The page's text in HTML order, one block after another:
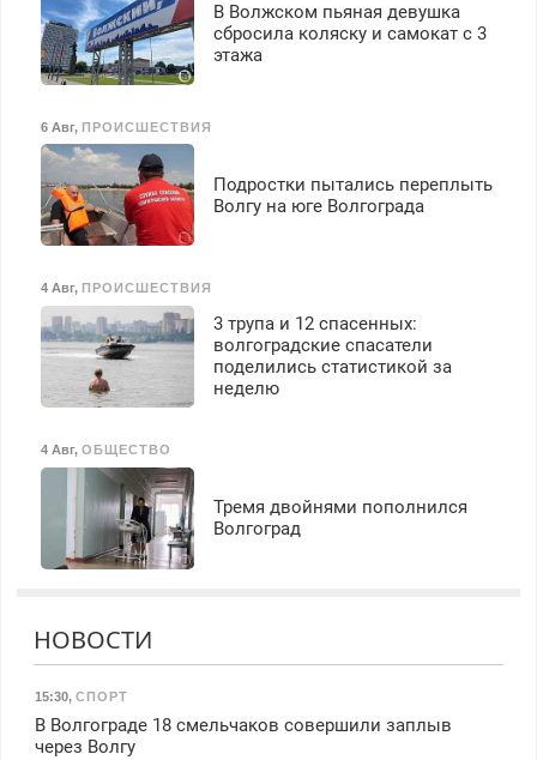
В Волжском пьяная девушка
сбросила коляску и самокат с 3
этажа
6 Авг, ПРОИСШЕСТВИЯ
Подростки пытались переплыть
Волгу на юге Волгограда
4 Авг, ПРОИСШЕСТВИЯ
3 трупа и 12 спасенных:
волгоградские спасатели
поделились статистикой за
неделю
4 Авг, ОБЩЕСТВО
Тремя двойнями пополнился
Волгоград
НОВОСТИ
15:30, СПОРТ
В Волгограде 18 смельчаков совершили заплыв
через Волгу